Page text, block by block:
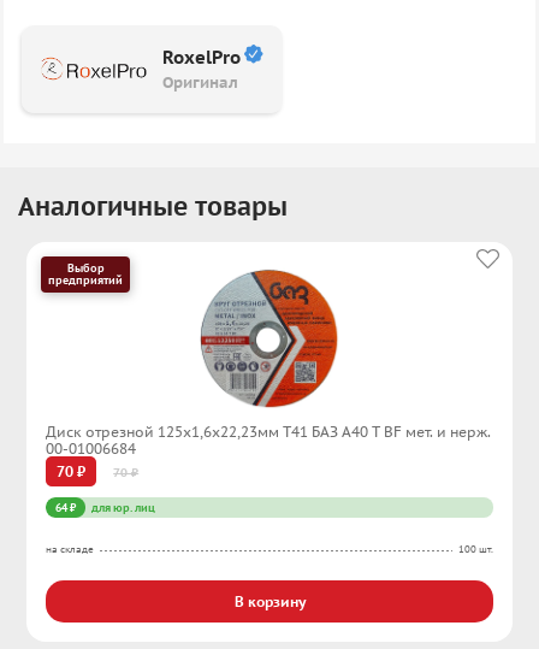
RoxelPro
Оригинал
Аналогичные товары
Выбор
предприятий
Диск отрезной 125х1,6х22,23мм Т41 БАЗ A40 T BF мет. и нерж.
00-01006684
70 ₽
70 ₽
64 ₽ для юр. лиц
на складе 100 шт.
В корзину